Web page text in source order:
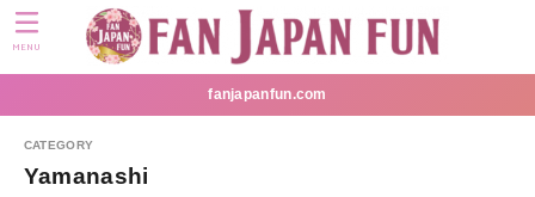
MENU
fanjapanfun.com
Yamanashi